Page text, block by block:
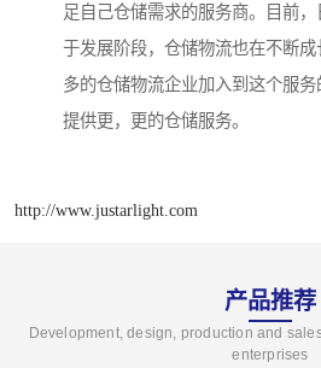
足自己仓储需求的服务商。目前
于发展阶段，仓储物流也在不断
多的仓储物流企业加入到这个服
提供更，更的仓储服务。
http://www.justarlight.com
产品推荐
Development, design, production and
enterprises